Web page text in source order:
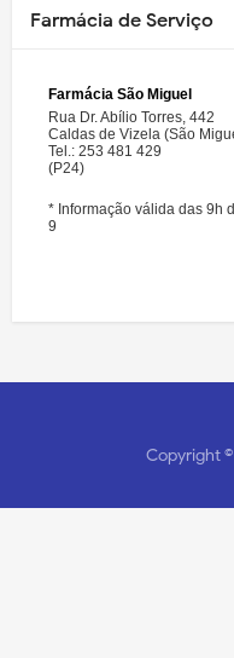
Farmácia de Serviço
Copyright ©